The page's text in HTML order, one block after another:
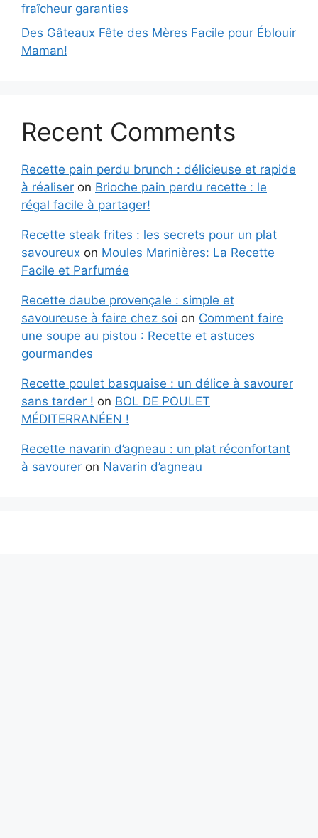
fraîcheur garanties
Des Gâteaux Fête des Mères Facile pour Éblouir
Maman!
Recent Comments
Recette pain perdu brunch : délicieuse et rapide
à réaliser on Brioche pain perdu recette : le
régal facile à partager!
Recette steak frites : les secrets pour un plat
savoureux on Moules Marinières: La Recette
Facile et Parfumée
Recette daube provençale : simple et
savoureuse à faire chez soi on Comment faire
une soupe au pistou : Recette et astuces
gourmandes
Recette poulet basquaise : un délice à savourer
sans tarder ! on BOL DE POULET
MÉDITERRANÉEN !
Recette navarin d’agneau : un plat réconfortant
à savourer on Navarin d’agneau